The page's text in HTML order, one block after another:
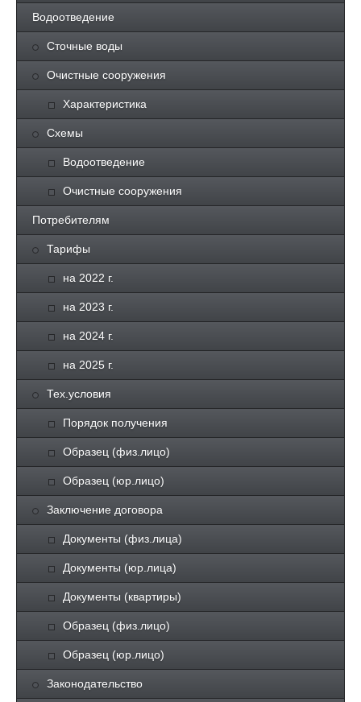
Водоотведение
Сточные воды
Очистные сооружения
Характеристика
Схемы
Водоотведение
Очистные сооружения
Потребителям
Тарифы
на 2022 г.
на 2023 г.
на 2024 г.
на 2025 г.
Тех.условия
Порядок получения
Образец (физ.лицо)
Образец (юр.лицо)
Заключение договора
Документы (физ.лица)
Документы (юр.лица)
Документы (квартиры)
Образец (физ.лицо)
Образец (юр.лицо)
Законодательство